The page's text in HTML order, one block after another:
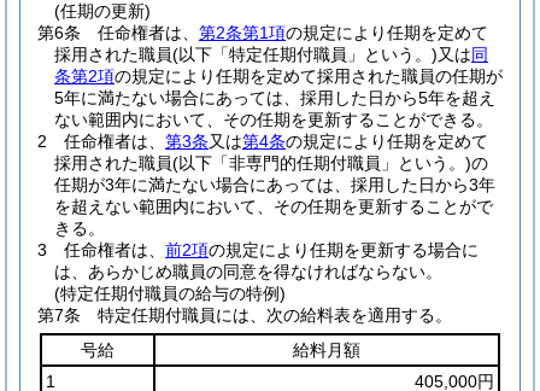
(任期の更新)
第6条
任命権者は、 第2条第1項の規定により任期を定めて
採用された職員(以下「特定任期付職員」という。)又は同
条第2項の規定により任期を定めて採用された職員の任期が
5年に満たない場合にあっては、採用した日から5年を超え
ない範囲内において、その任期を更新することができる。
2
任命権者は、 第3条又は第4条の規定により任期を定めて
採用された職員(以下「非専門的任期付職員」という。)の
任期が3年に満たない場合にあっては、採用した日から3年
を超えない範囲内において、その任期を更新することがで
きる。
3
任命権者は、 前2項の規定により任期を更新する場合に
は、あらかじめ職員の同意を得なければならない。
(特定任期付職員の給与の特例)
第7条
特定任期付職員には、次の給料表を適用する。
号給
給料月額
1
405,000円